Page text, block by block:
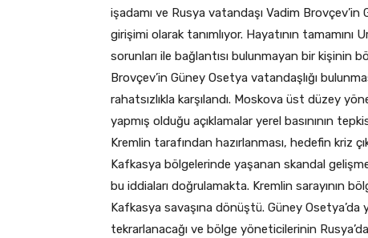
işadamı ve Rusya vatandaşı Vadim
girişimi olarak tanımlıyor. Hayatının
sorunları ile bağlantısı bulunmayan bir kişinin
Brovçev’in Güney Osetya vatandaşlığı
rahatsızlıkla karşılandı. Moskova üst düzey
yapmış olduğu açıklamalar yerel basınının
Kremlin tarafından hazırlanması, hedefin kriz
Kafkasya bölgelerinde yaşanan skandal
bu iddiaları doğrulamakta. Kremlin sarayının
Kafkasya savaşına dönüştü. Güney Osetya’da
tekrarlanacağı ve bölge yöneticilerinin